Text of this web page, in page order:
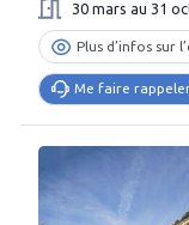
30 mars au 31
Plus d’infos sur
Me faire